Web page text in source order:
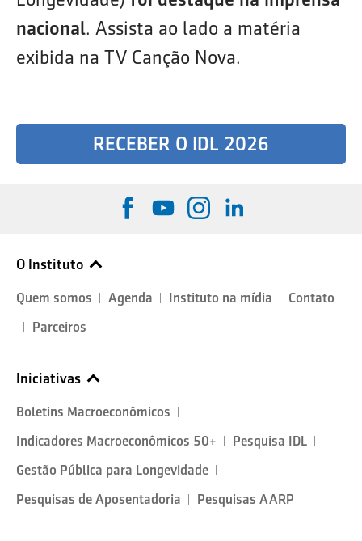
nacional. Assista ao lado a matéria
exibida na TV Canção Nova.
RECEBER O IDL 2026
O Instituto
Quem somos Agenda Instituto na mídia
Contato
Parceiros
Iniciativas
Boletins Macroeconômicos
Indicadores Macroeconômicos 50+
Pesquisa IDL
Gestão Pública para Longevidade
Pesquisas de Aposentadoria
Pesquisas AARP